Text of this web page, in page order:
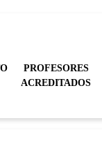
PROFESORES
ACREDITADOS